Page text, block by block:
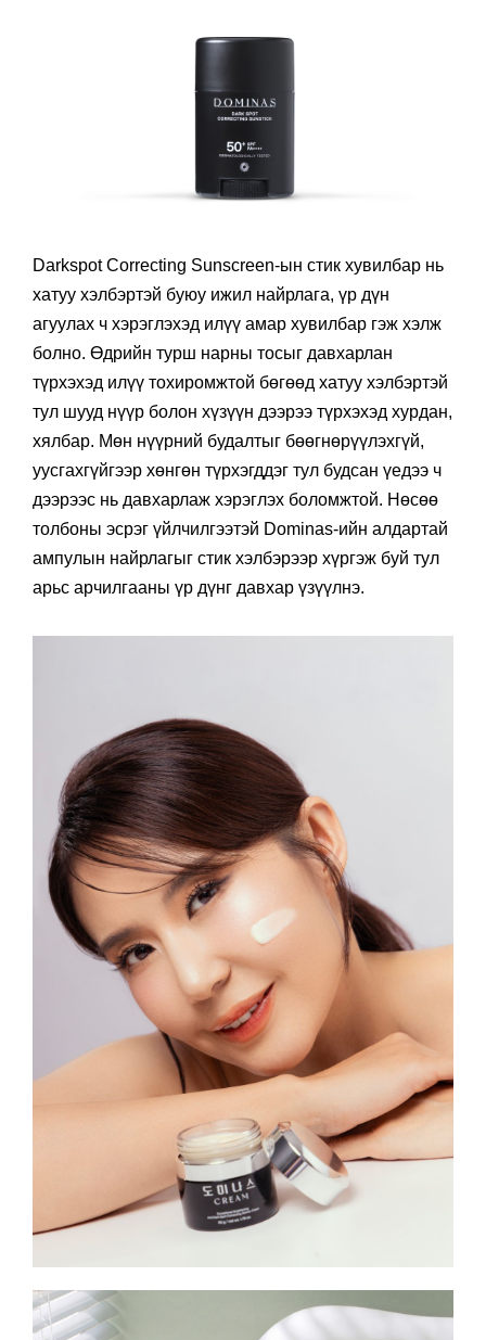
Darkspot Correcting Sunscreen-ын стик хувилбар нь
хатуу хэлбэртэй буюу ижил найрлага, үр дүн
агуулах ч хэрэглэхэд илүү амар хувилбар гэж хэлж
болно. Өдрийн турш нарны тосыг давхарлан
түрхэхэд илүү тохиромжтой бөгөөд хатуу хэлбэртэй
тул шууд нүүр болон хүзүүн дээрээ түрхэхэд хурдан,
хялбар. Мөн нүүрний будалтыг бөөгнөрүүлэхгүй,
уусгахгүйгээр хөнгөн түрхэгддэг тул будсан үедээ ч
дээрээс нь давхарлаж хэрэглэх боломжтой. Нөсөө
толбоны эсрэг үйлчилгээтэй Dominas-ийн алдартай
ампулын найрлагыг стик хэлбэрээр хүргэж буй тул
арьс арчилгааны үр дүнг давхар үзүүлнэ.